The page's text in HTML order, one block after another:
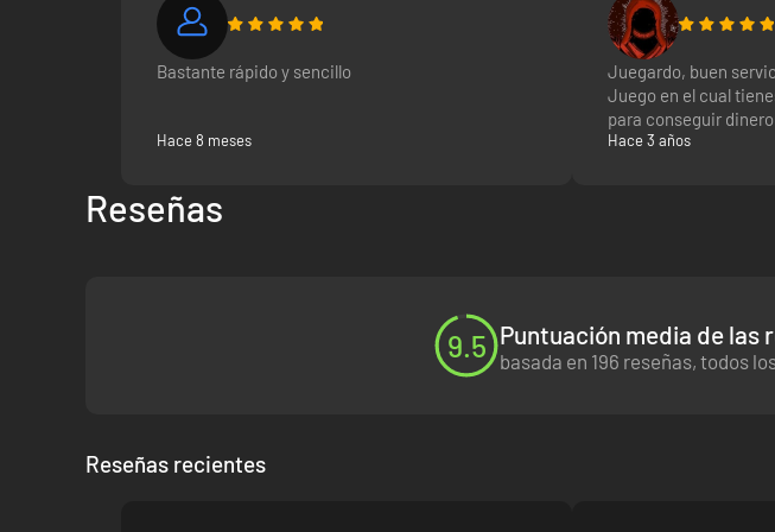
Bastante rápido y sencillo
Hace 8 meses
Juegardo, buen
Juego en el cual
para conseguir
rapido posible para
Hace 3 años
Reseñas
9.5 Puntuación media de las
basada en 196 reseñas, todos
Reseñas recientes